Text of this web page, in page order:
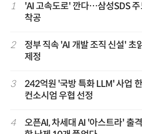
1
'AI 고속도로' 깐다…삼성SDS 주
착공
2
정부 직속 'AI 개발 조직 신설'
제정
3
242억원 '국방 특화 LLM' 사업
컨소시엄 우협 선정
4
오픈AI, 차세대 AI '아스트라' 출